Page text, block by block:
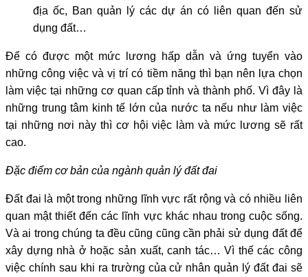
địa ốc, Ban quản lý các dự án có liên quan đến sử
dụng đất…
Để có được một mức lương hấp dẫn và ứng tuyển vào
những công việc và vị trí có tiềm năng thì bạn nên lựa chọn
làm việc tại những cơ quan cấp tỉnh và thành phố. Vì đây là
những trung tâm kinh tế lớn của nước ta nếu như làm việc
tại những nơi này thì cơ hội việc làm và mức lương sẽ rất
cao.
Đặc điểm cơ bản của ngành quản lý đất đai
Đất đai là một trong những lĩnh vực rất rộng và có nhiều liên
quan mật thiết đến các lĩnh vực khác nhau trong cuộc sống.
Và ai trong chúng ta đều cũng cũng cần phải sử dụng đất để
xây dựng nhà ở hoặc sản xuất, canh tác… Vì thế các công
việc chính sau khi ra trường của cử nhân quản lý đất đai sẽ